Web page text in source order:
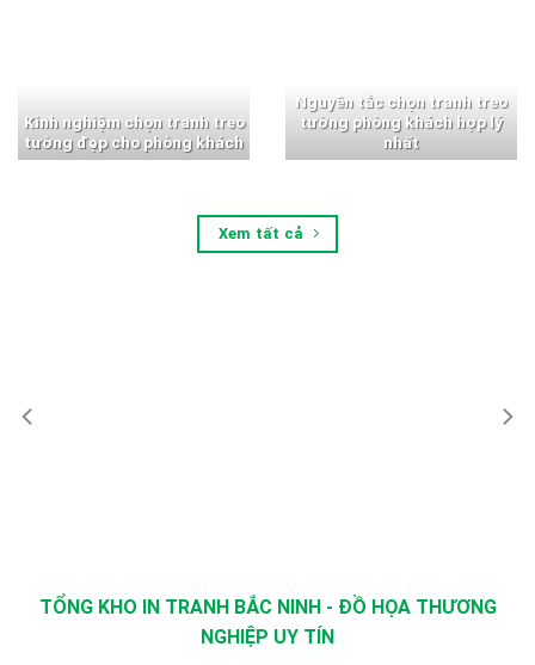
Kinh nghiệm chọn tranh treo
tường đẹp cho phòng khách
Nguyên tắc chọn tranh treo
tường phòng khách hợp lý
nhất
Xem tất cả
TỔNG KHO IN TRANH BẮC NINH - ĐỒ HỌA THƯƠNG
NGHIỆP UY TÍN